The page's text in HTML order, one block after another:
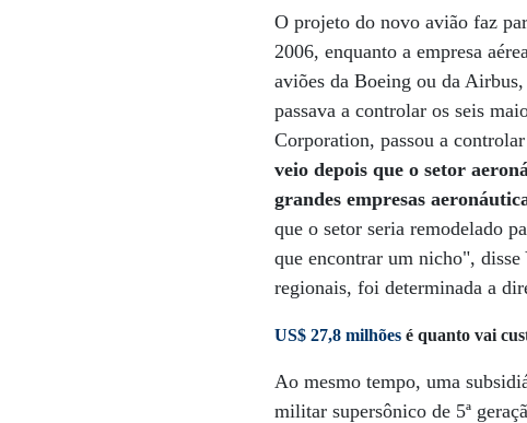
O projeto do novo avião faz
2006, enquanto a empresa
aviões da Boeing ou da
passava a controlar os seis
Corporation, passou a
veio depois que o setor
grandes empresas
que o setor seria remodelado
que encontrar um nicho",
regionais, foi determinada a
US$ 27,8 milhõesé quanto vai
Ao mesmo tempo, uma
militar supersônico de 5ª